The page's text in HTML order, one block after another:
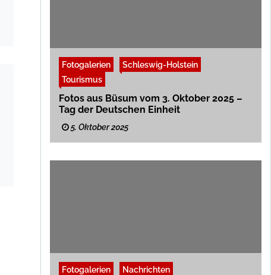
Fotogalerien
Schleswig-Holstein
Tourismus
Fotos aus Büsum vom 3. Oktober 2025 –
Tag der Deutschen Einheit
5. Oktober 2025
Fotogalerien Nachrichten